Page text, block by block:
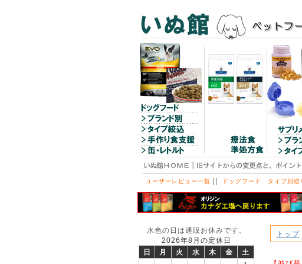
ユーザーレビュー一覧 || ドッグフード タイプ別絞
水色の日は通販お休みです。
2026年8月の定休日
日
月 火 水 木 金
土
トップ